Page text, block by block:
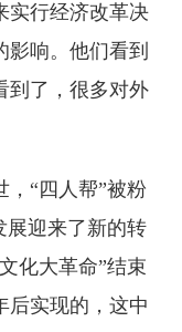
实行经济改革决
响。他们看到
到了，很多对外
“四人帮”被粉
展迎来了新的转
化大革命”结束
后实现的，这中